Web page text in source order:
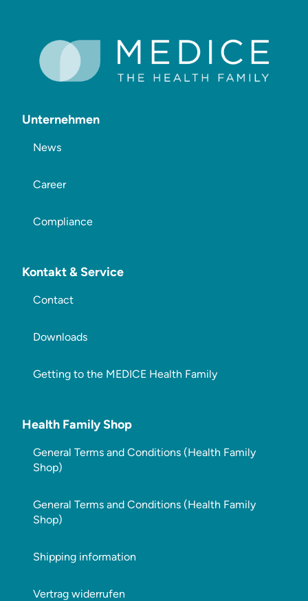
Unternehmen
News
Career
Compliance
Kontakt & Service
Contact
Downloads
Getting to the MEDICE Health Family
Health Family Shop
General Terms and Conditions (Health Family
Shop)
General Terms and Conditions (Health Family
Shop)
Shipping information
Vertrag widerrufen